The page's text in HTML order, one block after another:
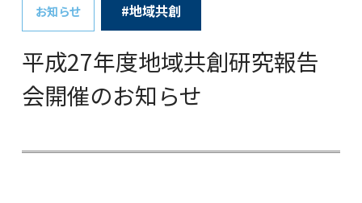
お知らせ #地域共創
平成27年度地域共創研究報告
会開催のお知らせ